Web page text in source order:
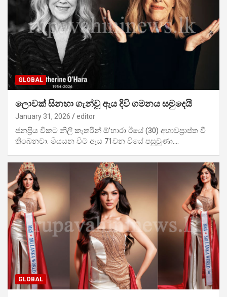
GLOBAL
ලොවක් සිනහා ගැන්වූ ඇය දිවි ගමනය සමුදෙයි
January 31, 2026 editor
ජනප්‍රිය විකට නිලි කැතරින් ඕ’හාරා ඊයේ (30) අභාවප්‍රාප්ත වී
තිබෙනවා. මියයන විට ඇය 71වන වියේ පසුවුණා.…
GLOBAL